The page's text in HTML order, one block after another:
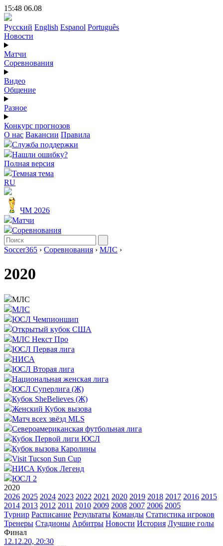
15:48 06.08
Русский English Espanol Português
Новости
Матчи
Соревнования
Видео
Общение
Разное
Конкурс прогнозов
О нас Вакансии Правила
Служба поддержки
Нашли ошибку?
Полная версия
Темная тема
RU
ЧМ 2026
Матчи
Соревнования
Soccer365 › Соревнования › МЛС ›
2020
МЛС
МЛС
ЮСЛ Чемпионшип
Открытый кубок США
МЛС Некст Про
ЮСЛ Первая лига
НИСА
ЮСЛ Вторая лига
Национальная женская лига
ЮСЛ Суперлига (Ж)
Кубок SheBelieves (Ж)
Женский Кубок вызова
Матч всех звёзд MLS
Североамериканская футбольная лига
Кубок Первой лиги ЮСЛ
Кубок вызова Каролины
Visit Tucson Sun Cup
НИСА Кубок Легенд
ЮСЛ 2
2020
2026 2025 2024 2023 2022 2021 2020 2019 2018 2017 2016 2015
2014 2013 2012 2011 2010 2009 2008 2007 2006 2005
Турнир Расписание Результаты Команды Статистика игроков
Тренеры Стадионы Арбитры Новости История Лучшие голы
Финал
12.12.20, 20:30